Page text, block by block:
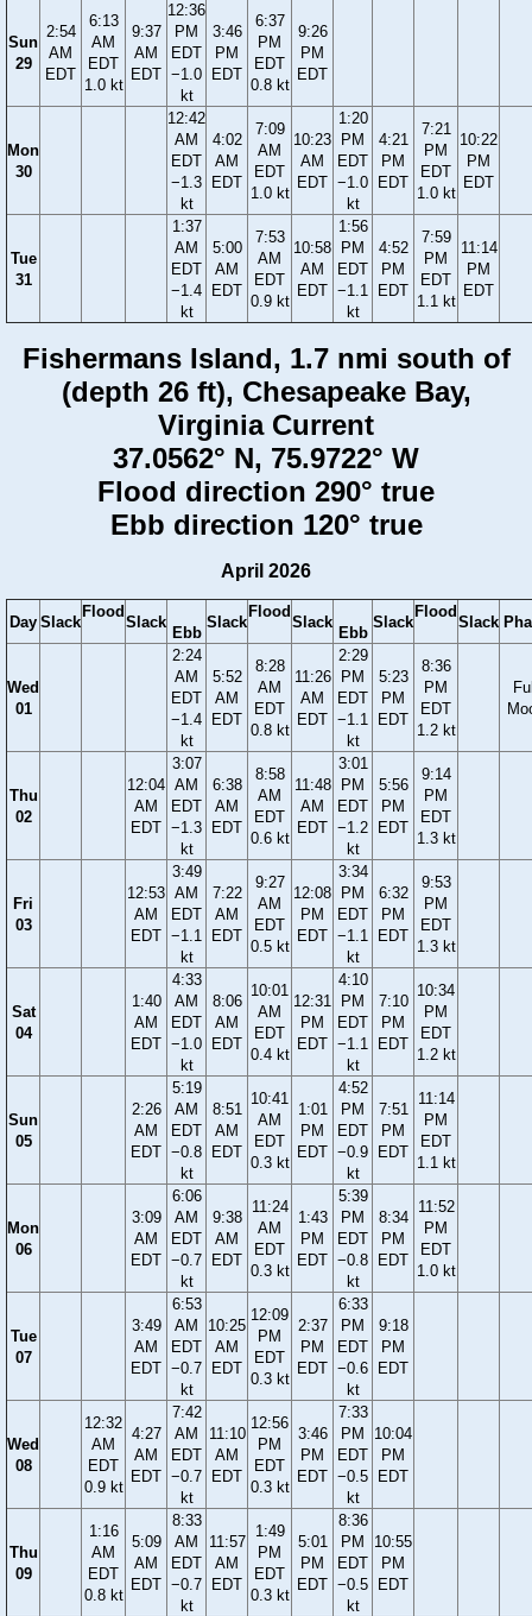
Sun
29
2:54
AM
EDT
6:13
AM
EDT
1.0 kt
9:37
AM
EDT
12:36
PM
EDT
−1.0
kt
3:46
PM
EDT
6:37
PM
EDT
0.8 kt
9:26
PM
EDT
Mon
30
12:42
AM
EDT
−1.3
kt
4:02
AM
EDT
7:09
AM
EDT
1.0 kt
10:23
AM
EDT
1:20
PM
EDT
−1.0
kt
4:21
PM
EDT
7:21
PM
EDT
1.0 kt
10:22
PM
EDT
Tue
31
1:37
AM
EDT
−1.4
kt
5:00
AM
EDT
7:53
AM
EDT
0.9 kt
10:58
AM
EDT
1:56
PM
EDT
−1.1
kt
4:52
PM
EDT
7:59
PM
EDT
1.1 kt
11:14
PM
EDT
Fishermans Island, 1.7 nmi south of
(depth 26 ft), Chesapeake Bay,
Virginia Current
37.0562° N, 75.9722° W
Flood direction 290° true
Ebb direction 120° true
April 2026
Day Slack
Flood
Slack
Ebb
Slack
Flood
Slack
Ebb
Slack
Flood
Slack
Wed
01
2:24
AM
EDT
−1.4
kt
5:52
AM
EDT
8:28
AM
EDT
0.8 kt
11:26
AM
EDT
2:29
PM
EDT
−1.1
kt
5:23
PM
EDT
8:36
PM
EDT
1.2 kt
Thu
02
12:04
AM
EDT
3:07
AM
EDT
−1.3
kt
6:38
AM
EDT
8:58
AM
EDT
0.6 kt
11:48
AM
EDT
3:01
PM
EDT
−1.2
kt
5:56
PM
EDT
9:14
PM
EDT
1.3 kt
Fri
03
12:53
AM
EDT
3:49
AM
EDT
−1.1
kt
7:22
AM
EDT
9:27
AM
EDT
0.5 kt
12:08
PM
EDT
3:34
PM
EDT
−1.1
kt
6:32
PM
EDT
9:53
PM
EDT
1.3 kt
Sat
04
1:40
AM
EDT
4:33
AM
EDT
−1.0
kt
8:06
AM
EDT
10:01
AM
EDT
0.4 kt
12:31
PM
EDT
4:10
PM
EDT
−1.1
kt
7:10
PM
EDT
10:34
PM
EDT
1.2 kt
Sun
05
2:26
AM
EDT
5:19
AM
EDT
−0.8
kt
8:51
AM
EDT
10:41
AM
EDT
0.3 kt
1:01
PM
EDT
4:52
PM
EDT
−0.9
kt
7:51
PM
EDT
11:14
PM
EDT
1.1 kt
Mon
06
3:09
AM
EDT
6:06
AM
EDT
−0.7
kt
9:38
AM
EDT
11:24
AM
EDT
0.3 kt
1:43
PM
EDT
5:39
PM
EDT
−0.8
kt
8:34
PM
EDT
11:52
PM
EDT
1.0 kt
Tue
07
3:49
AM
EDT
6:53
AM
EDT
−0.7
kt
10:25
AM
EDT
12:09
PM
EDT
0.3 kt
2:37
PM
EDT
6:33
PM
EDT
−0.6
kt
9:18
PM
EDT
Wed
08
12:32
AM
EDT
0.9 kt
4:27
AM
EDT
7:42
AM
EDT
−0.7
kt
11:10
AM
EDT
12:56
PM
EDT
0.3 kt
3:46
PM
EDT
7:33
PM
EDT
−0.5
kt
10:04
PM
EDT
Thu
09
1:16
AM
EDT
0.8 kt
5:09
AM
EDT
8:33
AM
EDT
−0.7
kt
11:57
AM
EDT
1:49
PM
EDT
0.3 kt
5:01
PM
EDT
8:36
PM
EDT
−0.5
kt
10:55
PM
EDT